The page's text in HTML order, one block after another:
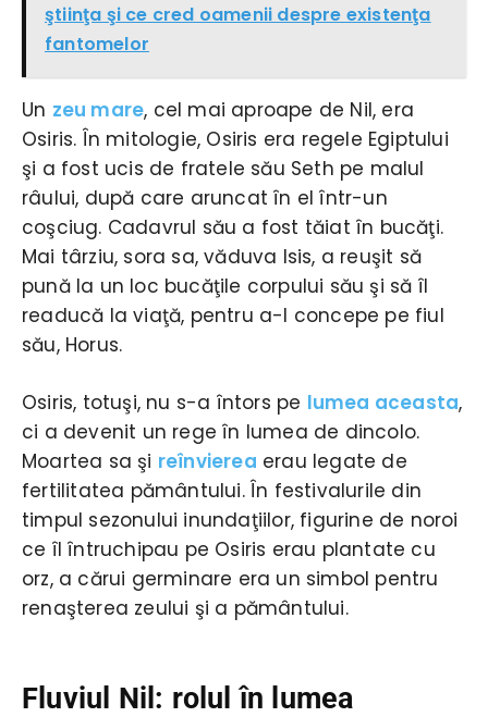
ştiinţa şi ce cred oamenii despre existenţa
fantomelor
Un zeu mare, cel mai aproape de Nil, era
Osiris. În mitologie, Osiris era regele Egiptului
şi a fost ucis de fratele său Seth pe malul
râului, după care aruncat în el într-un
coşciug. Cadavrul său a fost tăiat în bucăţi.
Mai târziu, sora sa, văduva Isis, a reuşit să
pună la un loc bucăţile corpului său şi să îl
readucă la viaţă, pentru a-l concepe pe fiul
său, Horus.
Osiris, totuşi, nu s-a întors pe lumea aceasta,
ci a devenit un rege în lumea de dincolo.
Moartea sa şi reînvierea erau legate de
fertilitatea pământului. În festivalurile din
timpul sezonului inundaţiilor, figurine de noroi
ce îl întruchipau pe Osiris erau plantate cu
orz, a cărui germinare era un simbol pentru
renaşterea zeului şi a pământului.
Fluviul Nil: rolul în lumea